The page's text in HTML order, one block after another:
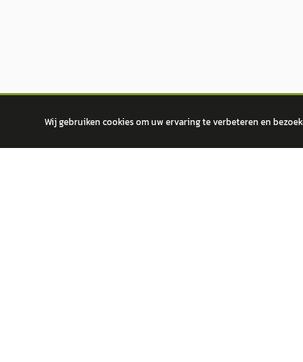
Wij gebruiken cookies om uw ervaring te verbeteren en